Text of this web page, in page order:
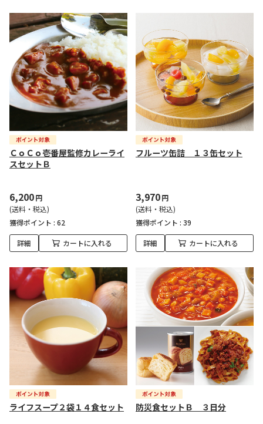
ＣｏＣｏ壱番屋監修カレーライ
スセットＢ
6,200円
(送料・税込)
獲得ポイント : 62
詳細 カートに入れる
フルーツ缶詰 １３缶セット
3,970円
(送料・税込)
獲得ポイント : 39
詳細 カートに入れる
ライフスープ２袋１４食セット 防災食セットＢ ３日分